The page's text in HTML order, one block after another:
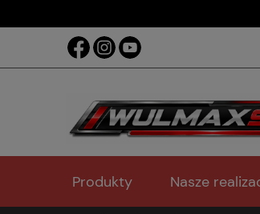
Produkty Nasze